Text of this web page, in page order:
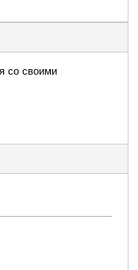
со своими